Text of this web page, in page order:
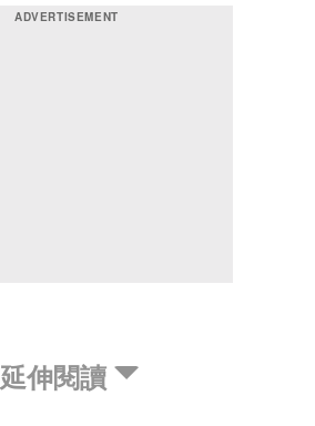
延伸閱讀